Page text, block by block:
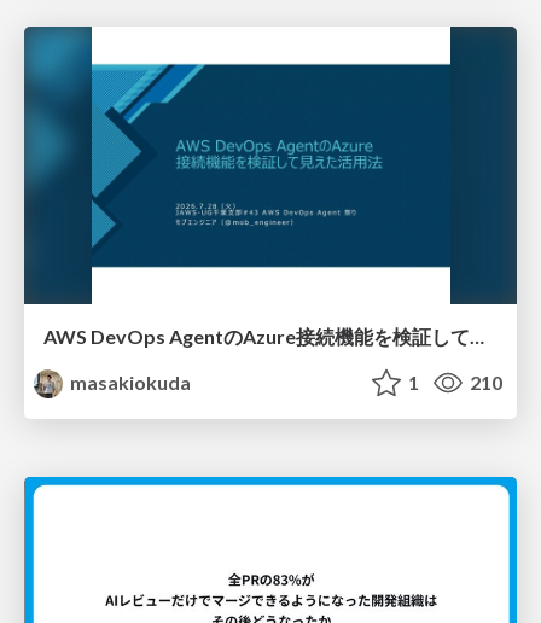
AWS DevOps AgentのAzure接続機能を検証して見えた活用法／Use Cases Verified for the AWS DevOps Agent's Azure Connectivity Feature
masakiokuda
1 210